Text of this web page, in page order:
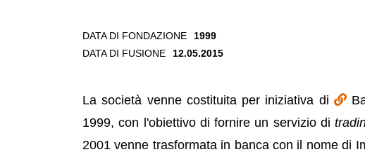
DATA DI FONDAZIONE
1999
DATA DI FUSIONE
12.05.2015
La società venne costituita per iniziativa di
1999, con l'obiettivo di fornire un servizio di
2001 venne trasformata in banca con il nome di